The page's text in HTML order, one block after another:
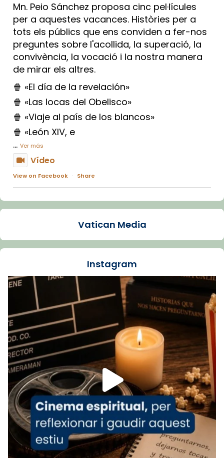
Mn. Peio Sánchez proposa cinc pel·lícules
per a aquestes vacances. Històries per a
tots els públics que ens conviden a fer-nos
preguntes sobre l'acollida, la superació, la
convivència, la vocació i la nostra manera
de mirar els altres.
🍿 «El día de la revelación»
🍿 «Las locas del Obelisco»
🍿 «Viaje al país de los blancos»
🍿 «León XIV, e
... Ver más
Vídeo
View on Facebook · Share
Arquebisbat de Barcelona
La Carmina va patir depressió. Fa gairebé
dos mesos, a l'Estadi Lluís Companys, la
Recupera l'entrevista comp
Vatican
tican News 👇
www.vaticannews.va/es/iglesia/news/2026-
07/carmina-historia-depresion-papa-viaje-
espana-testimoni...
Foto
View on Facebook · Share
Arquebisbat de Barcelona
2 weeks ago
«Avui les santes Juliana i Semproniana ens
ajuden a alçar la mirada»
Vatican Media
Instagram